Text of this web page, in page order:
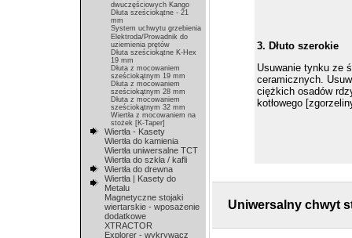
dwuczęściowych Kango
Dłuta sześciokątne - 21
mm
System uchwytu grzebienia
Elektroda/Prowadnik do
uziemienia prętów
Dłuta sześciokątne K-Hex
19 mm
Dłuta z mocowaniem
sześciokątnym 19 mm
Dłuta z mocowaniem
sześciokątnym 28 mm
Dłuta z mocowaniem
sześciokątnym 32 mm
Wiertła z mocowaniem na
stożek [K-Taper]
Wiertła - Kasety
Wiertła do kamienia
Wiertła uniwersalne TCT
Wiertła do szkła / kafli
Wiertła do drewna
Wiertła | Kasety do
Metalu
Magnetyczne stojaki
wiertarskie - wposażenie
dodatkowe
XTRACTOR
Explorer - wykrywacz
3. Dłuto szerokie
Usuwanie tynku ze
ceramicznych.
ciężkich osadów
kotłowego
Uniwersalny chwyt